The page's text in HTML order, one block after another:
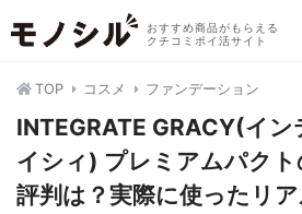
おすすめ商品がもらえる
クチコミポイ活サイト
TOP コスメ ファンデーション
INTEGRATE GRACY(イ
イシィ) プレミアムパクト
評判は？実際に使ったリ